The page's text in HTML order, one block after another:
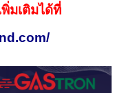
พิ่มเติมได้ที่